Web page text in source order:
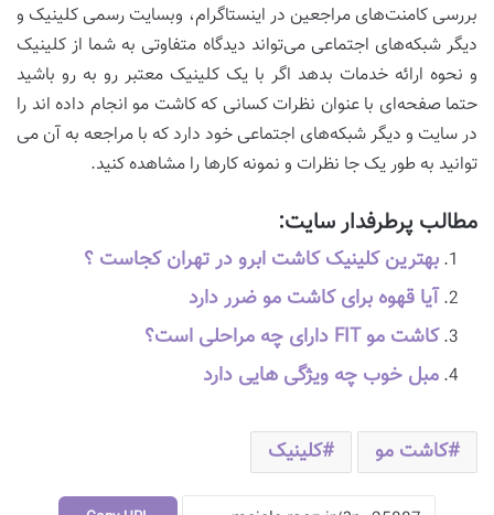
بررسی کامنت‌های مراجعین در اینستاگرام، وبسایت رسمی کلینیک و
دیگر شبکه‌های اجتماعی می‌تواند دیدگاه متفاوتی به شما از کلینیک
و نحوه ارائه خدمات بدهد اگر با یک کلینیک معتبر رو به رو باشید
حتما صفحه‌ای با عنوان نظرات کسانی که کاشت مو انجام داده اند را
در سایت و دیگر شبکه‌های اجتماعی خود دارد که با مراجعه به آن می
توانید به طور یک جا نظرات و نمونه کارها را مشاهده کنید.
مطالب پرطرفدار سایت:
بهترین کلینیک کاشت ابرو در تهران کجاست ؟
آیا قهوه برای کاشت مو ضرر دارد
کاشت مو FIT دارای چه مراحلی است؟
مبل خوب چه ویژگی هایی دارد
کاشت مو کلینیک